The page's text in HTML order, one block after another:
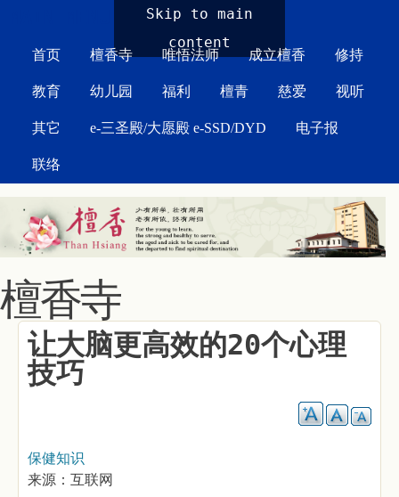
Skip to main
content
首页 檀香寺 唯悟法师 成立檀香 修持
教育 幼儿园 福利 檀青 慈爱 视听
其它 e-三圣殿/大愿殿 e-SSD/DYD 电子报
联络
檀香寺
让大脑更高效的20个心理
技巧
保健知识
来源：互联网